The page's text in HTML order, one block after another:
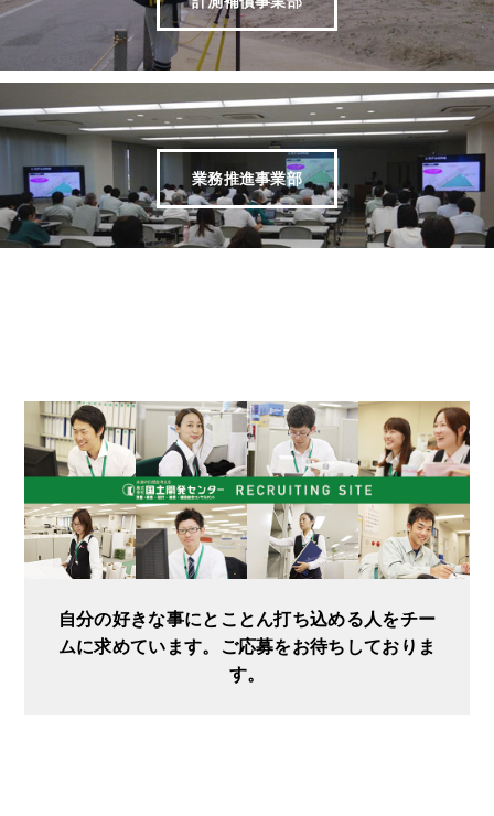
業務推進事業部
自分の好きな事にとことん打ち込める人をチー
ムに求めています。ご応募をお待ちしておりま
す。